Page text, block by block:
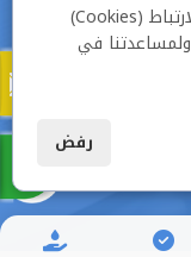
يستخدم هذا الموقع ملفات الارتباط (Cookies)
في
رفض